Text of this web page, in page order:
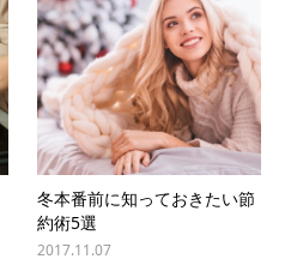
冬本番前に知っておきたい節
約術5選
2017.11.07